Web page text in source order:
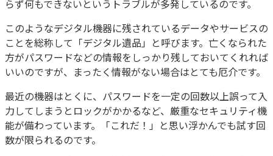
らず何もできないというトラブルが多発しているのです。
このようなデジタル機器に残されているデータやサービスの
ことを総称して「デジタル遺品」と呼びます。亡くなられた
方がパスワードなどの情報をしっかり残しておいてくれれば
いいのですが、まったく情報がない場合はとても厄介です。
最近の機器はとくに、パスワードを一定の回数以上誤って入
力してしまうとロックがかかるなど、厳重なセキュリティ機
能が備わっています。「これだ！」と思い浮かんでも試す回
数が限られるのです。